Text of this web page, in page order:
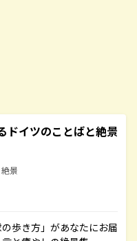
ドイツのことばと絶景
景
歩き方」があなたにお届